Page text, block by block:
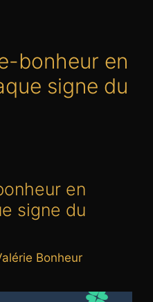
bonheur en
signe du
en
signe du
Bonheur